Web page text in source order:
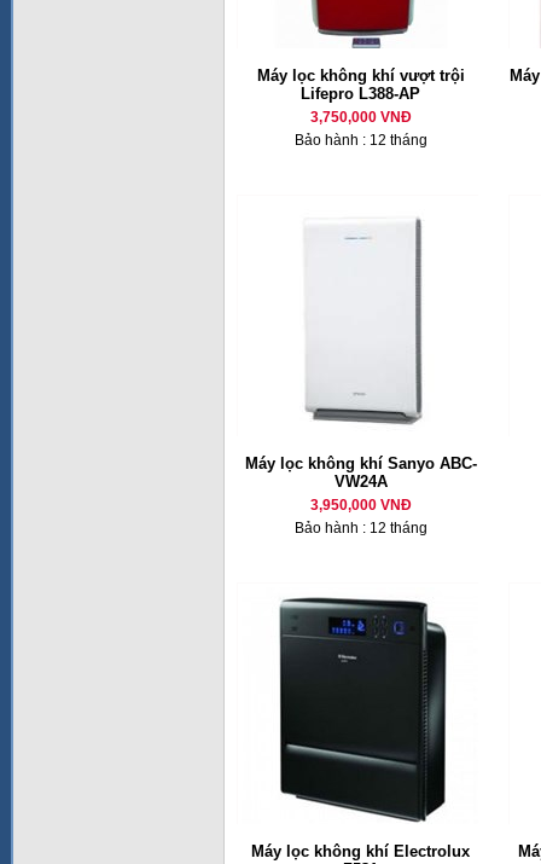
Máy lọc không khí vượt trội
Lifepro L388-AP
3,750,000 VNĐ
Bảo hành : 12 tháng
Máy lọc không khí Sanyo ABC-
VW24A
3,950,000 VNĐ
Bảo hành : 12 tháng
Máy lọc không khí Electrolux